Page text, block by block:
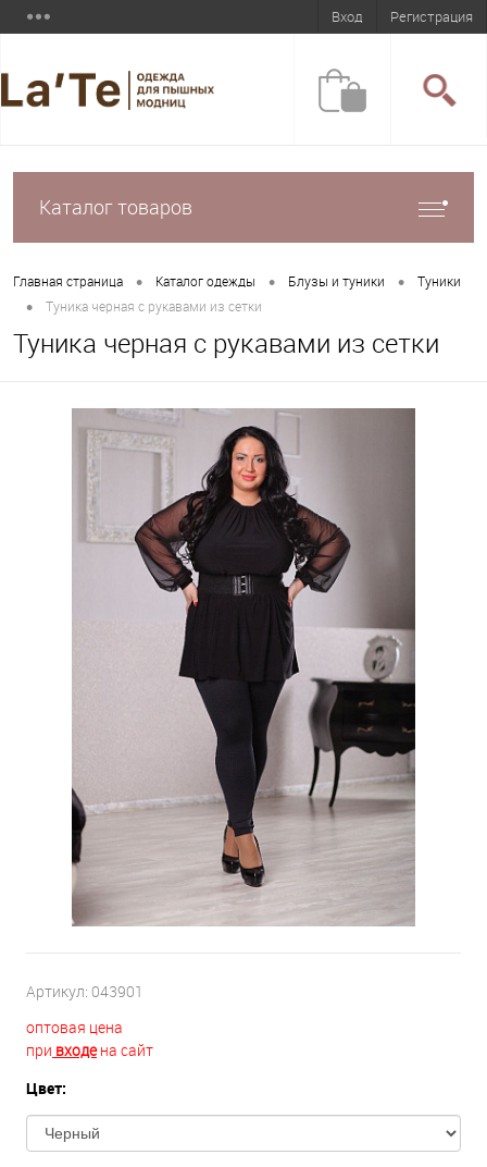
Вход Регистрация
Каталог товаров
Главная страница • Каталог одежды • Блузы и туники • Туники
• Туника черная с рукавами из сетки
Туника черная с рукавами из сетки
Артикул: 043901
оптовая цена
при входена сайт
Цвет: